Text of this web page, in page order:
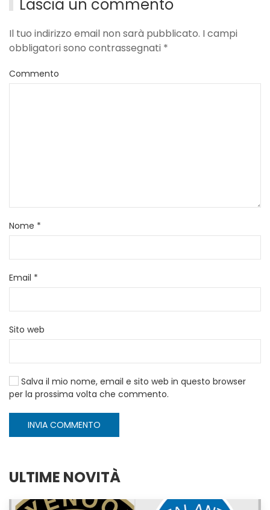
Lascia un commento
Il tuo indirizzo email non sarà pubblicato. I campi
obbligatori sono contrassegnati *
Commento
Nome *
Email *
Sito web
Salva il mio nome, email e sito web in questo browser
per la prossima volta che commento.
INVIA COMMENTO
ULTIME NOVITÀ